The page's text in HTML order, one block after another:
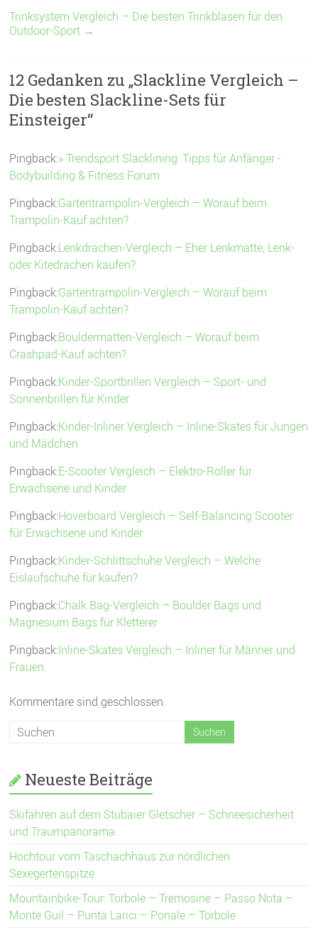
Trinksystem Vergleich – Die besten Trinkblasen für den
Outdoor-Sport →
12 Gedanken zu „Slackline Vergleich –
Die besten Slackline-Sets für
Einsteiger“
Pingback:» Trendsport Slacklining: Tipps für Anfänger -
Bodybuilding & Fitness Forum
Pingback:Gartentrampolin-Vergleich – Worauf beim
Trampolin-Kauf achten?
Pingback:Lenkdrachen-Vergleich – Eher Lenkmatte, Lenk-
oder Kitedrachen kaufen?
Pingback:Gartentrampolin-Vergleich – Worauf beim
Trampolin-Kauf achten?
Pingback:Bouldermatten-Vergleich – Worauf beim
Crashpad-Kauf achten?
Pingback:Kinder-Sportbrillen Vergleich – Sport- und
Sonnenbrillen für Kinder
Pingback:Kinder-Inliner Vergleich – Inline-Skates für Jungen
und Mädchen
Pingback:E-Scooter Vergleich – Elektro-Roller für
Erwachsene und Kinder
Pingback:Hoverboard Vergleich – Self-Balancing Scooter
für Erwachsene und Kinder
Pingback:Kinder-Schlittschuhe Vergleich – Welche
Eislaufschuhe für kaufen?
Pingback:Chalk Bag-Vergleich – Boulder Bags und
Magnesium Bags für Kletterer
Pingback:Inline-Skates Vergleich – Inliner für Männer und
Frauen
Kommentare sind geschlossen.
Neueste Beiträge
Skifahren auf dem Stubaier Gletscher – Schneesicherheit
und Traumpanorama
Hochtour vom Taschachhaus zur nördlichen
Sexegertenspitze
Mountainbike-Tour: Torbole – Tremosine – Passo Nota –
Monte Guil – Punta Larici – Ponale – Torbole